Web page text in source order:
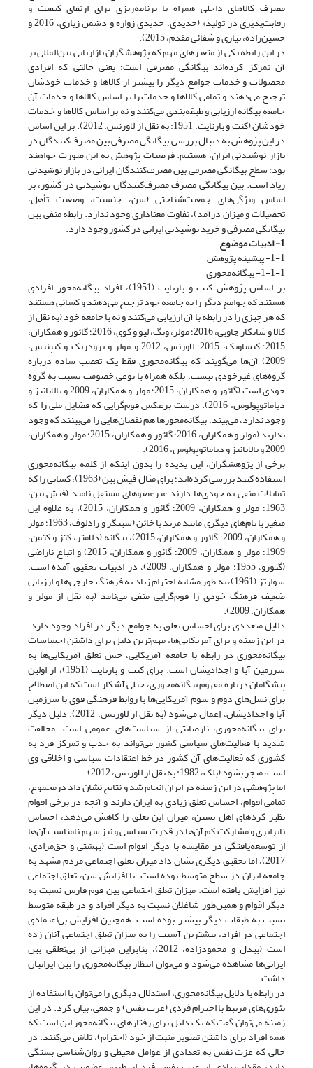
مصرف کالاهای داخلی همراه با برنامه‌ریزی برای ارتقای کیفیت و
رقابت‌پذیری در تولید« (حدیدی، حدیدی زواره و دشمن زیاری، 2016 و
حسین‌زاده، نیازی و شفائی مقدم، 2015).
در این رابطه یکی از متغیرهای مهم که پژوهشگران بازاریابی بین‌المللی بر
آن تمرکز کرده‌اند بیگانگی مصرفی است؛ یعنی حالتی که افرادی
محصولات و خدمات جوامع دیگر را بیشتر از کالاها و خدمات خودشان
ترجیح می‌دهند و تمامی کالاها و خدمات را بر اساس کالاها و خدمات آن
جامعه بیگانه ارزیابی و طبقه‌بندی می‌کنند و نه بر اساس کالاها و خدمات
خودشان (کنت و بارنایت، 1951: به نقل از لاورنس، 2012). بر این اساس
در این پژوهش به دنبال بررسی بیگانگی مصرفی بین مصرف‌کنندگان در
بازار نوشیدنی ایران، هستیم. فرضیات پژوهش به این صورت خواهند
بود: سطح بیگانگی مصرفی بین مصرف‌کنندگان ایرانی در بازار نوشیدنی
زیاد است. بین بیگانگی مصرف مصرف‌کنندگان نوشیدنی در کشور، بر
اساس ویژگی‌های جمعیت‌شناختی (سن، جنسیت، وضعیت تأهل،
تحصیلات و میزان درآمد)، تفاوت معناداری وجود ندارد. رابطه منفی بین
بیگانگی مصرفی و خرید نوشیدنی ایرانی در کشور وجود دارد.
1- ادبیات موضوع
1-1- پیشینه پژوهش
1-1-1- بیگانه‌محوری
بر اساس پژوهش کنت و بارنایت (1951)، افراد بیگانه‌محور افرادی
هستند که جوامع دیگر را به جامعه خود ترجیح می‌دهند و کسانی هستند
که هر چیزی را در رابطه با آن ارزیابی می‌کنند و نه با جامعه خود (به نقل از
کالا و شانکار چاوبی، 2016؛ مولر، ونگ، لیو و کوی، 2016؛ گائور و همکاران،
2015؛ کیساویک، 2015؛ لاورنس، 2012 و مولر و برودریک و کیپنیس،
2009) آن‌ها می‌گویند که بیگانه‌محوری فقط یک تعصب ساده درباره
گروه‌های غیرخودی نیست، بلکه همراه با نوعی خصومت نسبت به گروه
خودی است (گائور و همکاران، 2015؛ مولر و همکاران، 2009 و بالابانیز و
دیاماتوپولوس، 2016). درست برعکس قوم‌گرایی که فضایل ملی را که
وجود ندارد، می‌بیند، بیگانه‌محورها هم نقصان‌هایی را می‌بینند که وجود
ندارند (مولر و همکاران، 2016؛ گائور و همکاران، 2015؛ مولر و همکاران،
2009 و بالابانیز و دیاماتوپولوس، 2016).
برخی از پژوهشگران، این پدیده را بدون اینکه از کلمه بیگانه‌محوری
استفاده کنند بررسی کرده‌اند؛ برای مثال فیش بین (1963)، کسانی را که
تمایلات منفی به خودی‌ها دارند غیرعضوهای مستقل نامید (فیش بین،
1963؛ مولر و همکاران، 2009؛ گائور و همکاران، 2015)، به علاوه این
متغیر با نام‌های دیگری مانند مرتد یا خائن (سینگر و رادلوف، 1963؛ مولر
و همکاران، 2009؛ گائور و همکاران، 2015)، بیگانه (دلامتر، کتز و کتمن،
1969؛ مولر و همکاران، 2009؛ گائور و همکاران، 2015) و اتباع ناراضی
(گتوزو، 1955؛ مولر و همکاران، 2009)، در ادبیات تحقیق آمده است.
سوارتز (1961)، به طور مشابه احترام زیاد به فرهنگ خارجی‌ها و ارزیابی
ضعیف فرهنگ خودی را قوم‌گرایی منفی می‌نامد (به نقل از مولر و
همکاران، 2009).
دلایل متعددی برای احساس تعلق به جوامع دیگر در افراد وجود دارد.
در این زمینه و برای آمریکایی‌ها، مهم‌ترین دلیل برای داشتن احساسات
بیگانه‌محوری در رابطه با جامعه آمریکایی، حس تعلق آمریکایی‌ها به
سرزمین آبا و اجدادیشان است. برای کنت و بارنایت (1951)، از اولین
پیشگامان درباره مفهوم بیگانه‌محوری، خیلی آشکار است که این اصطلاح
برای نسل‌های دوم و سوم آمریکایی‌ها با روابط فرهنگی قوی با سرزمین
آبا و اجدادیشان، اِعمال می‌شود (به نقل از لاورنس، 2012). دلیل دیگر
برای بیگانه‌محوری، نارضایتی از سیاست‌های عمومی است. مخالفت
شدید با فعالیت‌های سیاسی کشور می‌تواند به جذب و تمرکز فرد به
کشوری که فعالیت‌های آن کشور در خط اعتقادات سیاسی و اخلاقی وی
است، منجر بشود (بلک، 1982: به نقل از لاورنس، 2012).
اما پژوهشی در این زمینه در ایران انجام شد و نتایج نشان داد درمجموع،
تمامی اقوام، احساس تعلق زیادی به ایران دارند و آنچه در برخی اقوام
نظیر کردهای اهل تسنن، میزان این تعلق را کاهش می‌دهد، احساس
نابرابری و مشارکت کم آن‌ها در قدرت سیاسی و نیز سهم نامناسب آن‌ها
از توسعه‌یافتگی در مقایسه با دیگر اقوام است (بهشتی و حق‌مرادی،
2017)، اما تحقیق دیگری نشان داد میزان تعلق اجتماعی مردم مشهد به
جامعه ایران در سطح متوسط بوده است. با افزایش سن، تعلق اجتماعی
نیز افزایش یافته است. میزان تعلق اجتماعی بین قوم فارس نسبت به
دیگر اقوام و همین‌طور شاغلان نسبت به دیگر افراد و در طبقه متوسط
نسبت به طبقات دیگر بیشتر بوده است. همچنین افزایش بی‌اعتمادی
اجتماعی در افراد، بیشترین آسیب را به میزان تعلق اجتماعی آنان زده
است (بیدل و محمودزاده، 2012)، بنابراین میزانی از بی‌تعلقی بین
ایرانی‌ها مشاهده می‌شود و می‌توان انتظار بیگانه‌محوری را بین ایرانیان
داشت.
در رابطه با دلایل بیگانه‌محوری، استدلال دیگری را می‌توان با استفاده از
تئوری‌های مرتبط با احترام فردی (عزت نفس) و جمعی، بیان کرد. در این
زمینه می‌توان گفت که یک دلیل برای رفتارهای بیگانه‌محور این است که
همه افراد برای داشتن تصویر مثبت از خود (احترام)، تلاش می‌کنند. در
حالی که عزت نفس به تعدادی از عوامل محیطی و روان‌شناسی بستگی